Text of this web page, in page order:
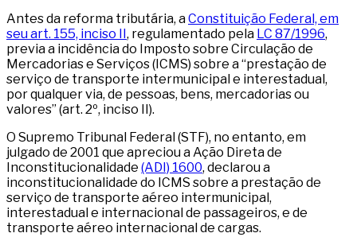
Antes da reforma tributária, aConstituição Federal, em
seu art. 155, inciso II, regulamentado pela LC 87/1996,
previa a incidência do Imposto sobre Circulação de
Mercadorias e Serviços (ICMS) sobre a “prestação de
serviço de transporte intermunicipal e interestadual,
por qualquer via, de pessoas, bens, mercadorias ou
valores” (art. 2º, inciso II).
O Supremo Tribunal Federal (STF), no entanto, em
julgado de 2001 que apreciou a Ação Direta de
Inconstitucionalidade (ADI) 1600, declarou a
inconstitucionalidade do ICMS sobre a prestação de
serviço de transporte aéreo intermunicipal,
interestadual e internacional de passageiros, e de
transporte aéreo internacional de cargas.